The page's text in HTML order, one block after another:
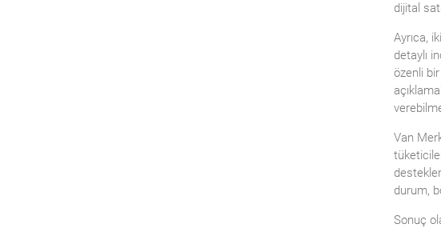
dijital
Ayrıca,
detaylı
özenli bir
Van
durum,
Sonuç